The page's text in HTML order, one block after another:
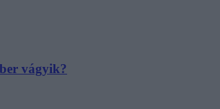
vágyik?